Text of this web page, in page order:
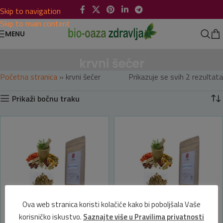
Skip to navigation
Skip to main content
MENU
Početna stranica » krvni šećer
Prikazuje se svih 2 rezultata
Prikaži bočnu traku
Ova web stranica koristi kolačiće kako bi poboljšala Vaše
korisničko iskustvo. Saznajte više u Pravilima privatnosti